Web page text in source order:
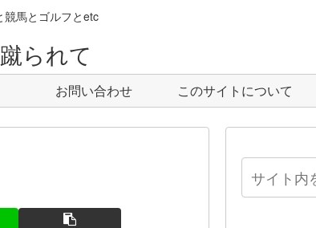
競馬とゴルフとetc
られて
お問い合わせ このサイトについて